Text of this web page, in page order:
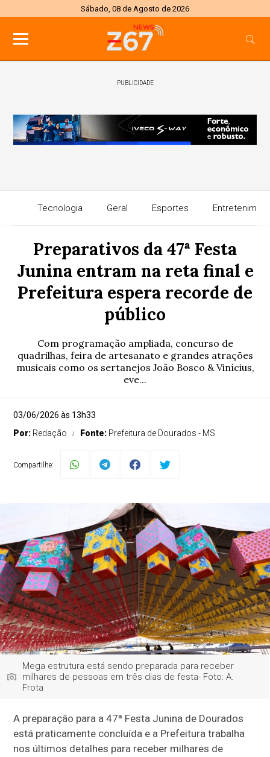
Sábado, 08 de Agosto de 2026
PUBLICIDADE
Tecnologia Geral Esportes
Preparativos da 47ª Festa
Junina entram na reta final e
Prefeitura espera recorde de
público
Com programação ampliada, concurso de
quadrilhas, feira de artesanato e grandes atrações
musicais como os sertanejos João Bosco & Vinícius,
eve...
03/06/2026 às 13h33
Por: Redação Fonte: Prefeitura de Dourados - MS
Compartilhe:
Mega estrutura está sendo preparada para receber
milhares de pessoas em três dias de festa- Foto: A.
Frota
A preparação para a 47ª Festa Junina de Dourados
está praticamente concluída e a Prefeitura trabalha
nos últimos detalhes para receber milhares de